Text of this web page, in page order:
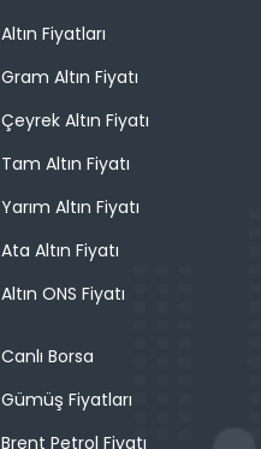
Altın Fiyatları
Gram Altın Fiyatı
Çeyrek Altın Fiyatı
Tam Altın Fiyatı
Yarım Altın Fiyatı
Ata Altın Fiyatı
Altın ONS Fiyatı
Canlı Borsa
Gümüş Fiyatları
Brent Petrol Fiyatı